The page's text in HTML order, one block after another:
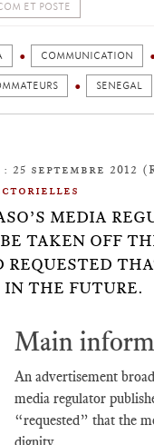
ET POSTE
COMMUNICATION
SENEGAL
25 septembre 2012
MEDIA
TAKEN OFF
REQUESTED
THE FUTURE.
Main
An advertisement
media regulator
“requested” that the